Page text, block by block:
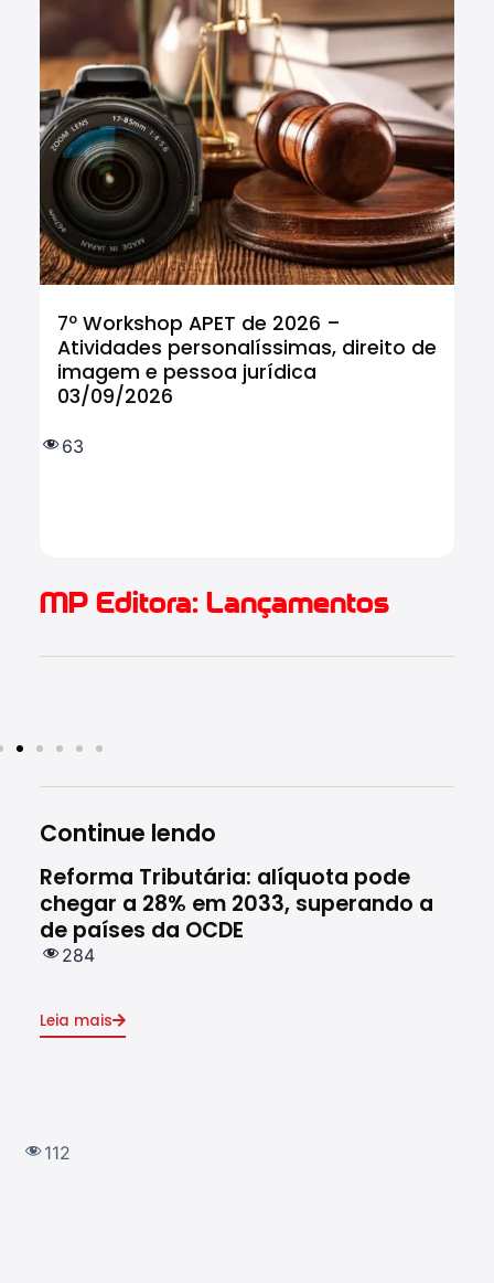
7º Workshop APET de 2026 –
Atividades personalíssimas, direito de
imagem e pessoa jurídica
03/09/2026
63
MP Editora: Lançamentos
Continue lendo
Reforma Tributária: alíquota pode
chegar a 28% em 2033, superando a
de países da OCDE
284
Leia mais
112